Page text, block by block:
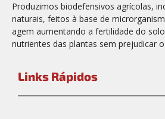
Produzimos biodefensivos agrícolas,
naturais, feitos à base de
agem aumentando a fertilidade do
nutrientes das plantas sem prejudicar
Links Rápidos